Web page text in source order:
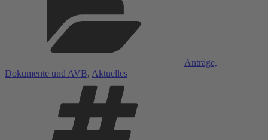
Anträge,
Dokumente und AVB, Aktuelles